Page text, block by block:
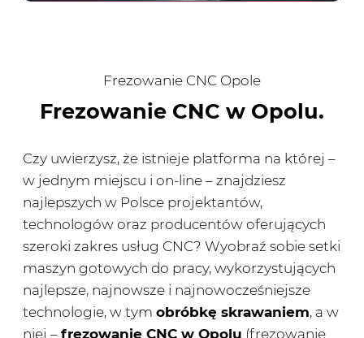
Frezowanie CNC Opole
Frezowanie CNC w Opolu.
Czy uwierzysz, że istnieje platforma na której –
w jednym miejscu i on-line – znajdziesz
najlepszych w Polsce projektantów,
technologów oraz producentów oferujących
szeroki zakres usług CNC? Wyobraź sobie setki
maszyn gotowych do pracy, wykorzystujących
najlepsze, najnowsze i najnowocześniejsze
technologie, w tym obróbkę skrawaniem, a w
niej – frezowanie CNC w Opolu (frezowanie